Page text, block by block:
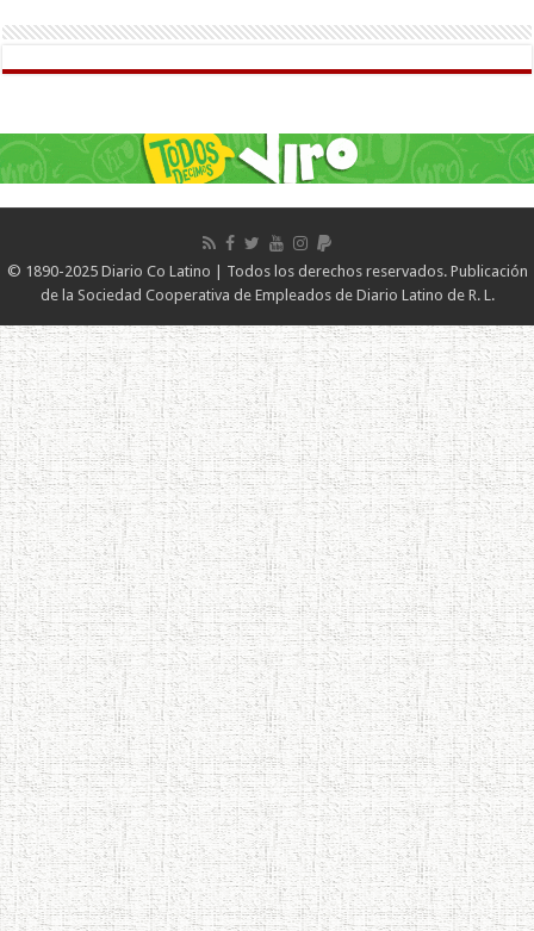
© 1890-2025 Diario Co Latino | Todos los derechos reservados. Publicación
de la Sociedad Cooperativa de Empleados de Diario Latino de R. L.